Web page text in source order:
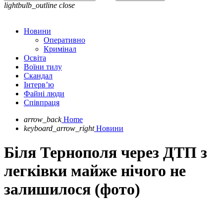
lightbulb_outline close
Новини
Оперативно
Кримінал
Освіта
Воїни тилу
Скандал
Інтерв’ю
Файні люди
Співпраця
arrow_back Home
keyboard_arrow_right Новини
Біля Тернополя через ДТП з
легківки майже нічого не
залишилося (фото)